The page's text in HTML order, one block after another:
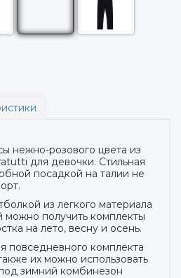
нежно-розового цвета из
для девочки. Стильная
посадкой на талии не
из легкого материала
можно получить комплекты
на лето, весну и осень.
повседневного комплекта
их можно использовать
зимний комбинезон